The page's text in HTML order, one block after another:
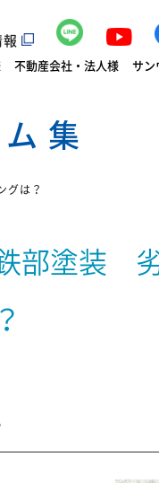
報
不動産会社・法人様 サン
集
グは？
部塗装